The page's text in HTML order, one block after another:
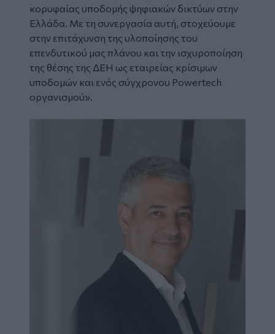
κορυφαίας υποδομής ψηφιακών δικτύων στην
Ελλάδα. Με τη συνεργασία αυτή, στοχεύουμε
στην επιτάχυνση της υλοποίησης του
επενδυτικού μας πλάνου και την ισχυροποίηση
της θέσης της ΔΕΗ ως εταιρείας κρίσιμων
υποδομών και ενός σύγχρονου Powertech
οργανισμού».